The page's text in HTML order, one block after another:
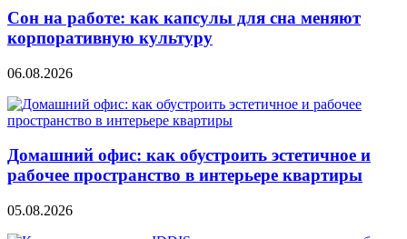
Сон на работе: как капсулы для сна меняют
корпоративную культуру
06.08.2026
Домашний офис: как обустроить эстетичное и
рабочее пространство в интерьере квартиры
05.08.2026